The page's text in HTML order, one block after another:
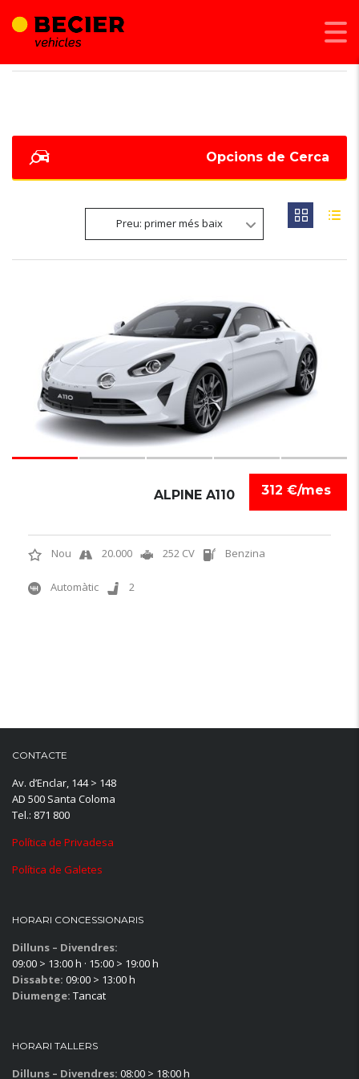
Opcions de Cerca
Preu: primer més baix
312 €/mes
ALPINE A110
Nou 20.000 252 CV Benzina
Automàtic 2
CONTACTE
Av. d’Enclar, 144 > 148
AD 500 Santa Coloma
Tel.: 871 800
Política de Privadesa
Política de Galetes
HORARI CONCESSIONARIS
Dilluns – Divendres:
09:00 > 13:00 h · 15:00 > 19:00 h
Dissabte: 09:00 > 13:00 h
Diumenge: Tancat
HORARI TALLERS
Dilluns – Divendres: 08:00 > 18:00 h